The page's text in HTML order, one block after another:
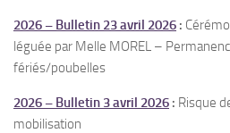
2026 – Bulletin 23 avril 2026 :
léguée par Melle MOREL –
fériés/poubelles
2026 – Bulletin 3 avril 2026 : Risque
mobilisation